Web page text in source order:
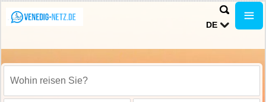
DE
Wohin reisen Sie?